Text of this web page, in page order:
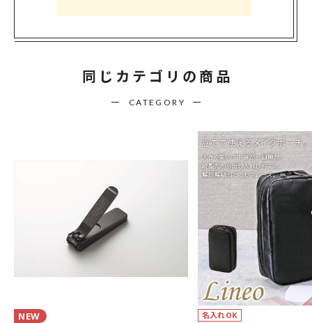
同じカテゴリの商品
CATEGORY
NEW 名入れOK